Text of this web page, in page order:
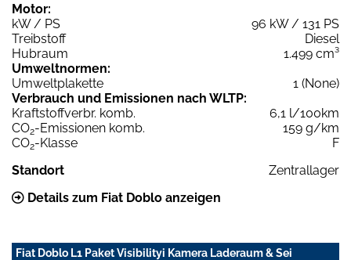
Motor:
kW / PS
96 kW / 131 PS
Treibstoff
Diesel
Hubraum
1.499 cm³
Umweltnormen:
Umweltplakette
1 (None)
Verbrauch und Emissionen nach WLTP:
Kraftstoffverbr. komb.
6,1 l/100km
CO2-Emissionen komb.
159 g/km
CO2-Klasse
F
Standort
Zentrallager
Details zum Fiat Doblo anzeigen
Fiat Doblo L1 Paket Visibilityi Kamera Laderaum & Sei